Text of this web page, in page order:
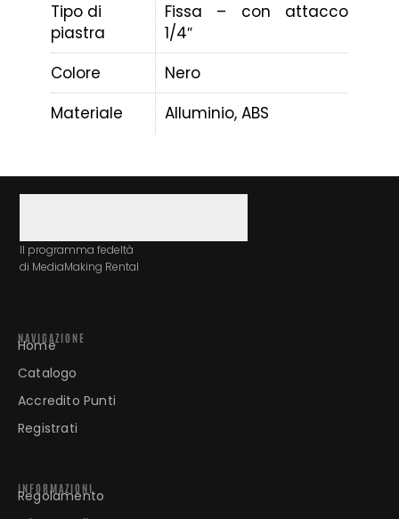
Tipo di
piastra
Fissa – con attacco
1/4″
Colore
Nero
Materiale
Alluminio, ABS
Il programma fedeltà
di MediaMaking Rental
NAVIGAZIONE
Home
Catalogo
Accredito Punti
Registrati
INFORMAZIONI
Regolamento